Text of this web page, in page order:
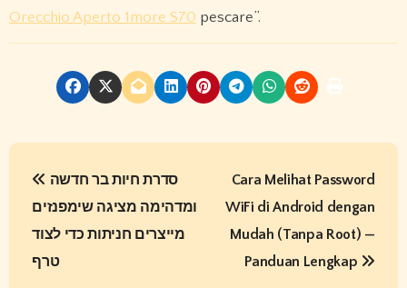
Orecchio Aperto 1more S70 pescare”.
P
ומדהימה מציגה שימפנזים
מייצרים חניתות כדי לצוד
טרף
Cara Melihat Password
WiFi di Android dengan
Mudah (Tanpa Root) —
Panduan Lengkap